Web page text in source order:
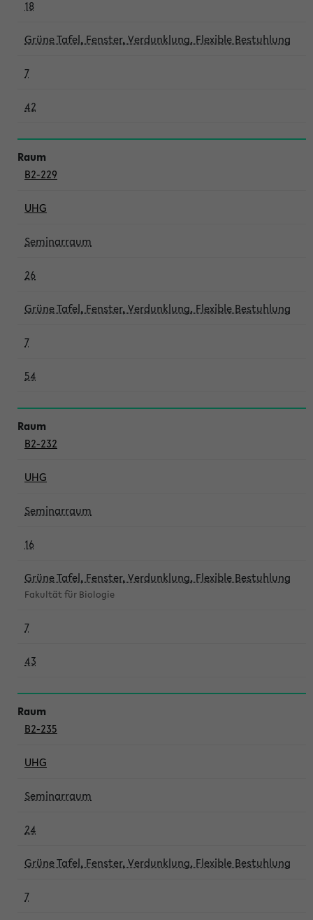
18
Grüne Tafel, Fenster, Verdunklung, Flexible Bestuhlung
7
42
B2-229
UHG
Seminarraum
26
Grüne Tafel, Fenster, Verdunklung, Flexible Bestuhlung
7
54
B2-232
UHG
Seminarraum
16
Grüne Tafel, Fenster, Verdunklung, Flexible Bestuhlung
Fakultät für Biologie
7
43
B2-235
UHG
Seminarraum
24
Grüne Tafel, Fenster, Verdunklung, Flexible Bestuhlung
7